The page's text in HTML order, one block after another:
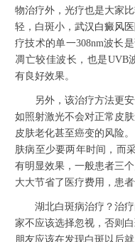
物治疗外，光疗也是大家
轻，白斑小， 武汉白癜风
疗技术的单一308nm波长
凋亡较佳波长，也是UVB
有良好效果。
另外，该治疗方法更安
如照射激光不会对正常皮
皮肤老化甚至癌变的风险
肤病至少要两年时间，而
有明显效果，一般患者三
大大节省了医疗费用，患
湖北白斑病治疗？治疗
家不应该选择忽视，否则
朋友应该在发现白斑以后就